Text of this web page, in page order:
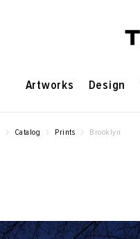
Artworks Design
Catalog Prints Brooklyn